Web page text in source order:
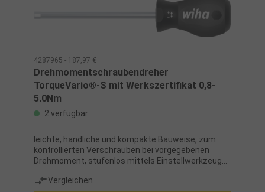
4287965 - 187,97 €
Drehmomentschraubendreher
TorqueVario®-S mit Werkszertifikat 0,8-
5,0Nm
2 verfügbar
leichte, handliche und kompakte Bauweise, zum
kontrollierten Verschrauben bei vorgegebenen
Drehmoment, stufenlos mittels Einstellwerkzeug
hör- und fühlbares Auslösemoment, ergonomischer
Vergleichen